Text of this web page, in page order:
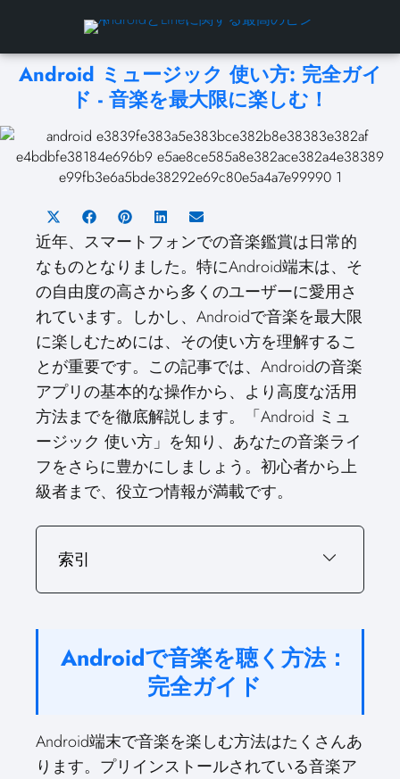
Android ミュージック 使い方: 完全ガイ
ド - 音楽を最大限に楽しむ！
h
a
r
e
o
n
X
(
T
w
i
t
t
e
r
)
h
a
r
e
o
n
F
a
c
e
b
o
o
h
a
r
e
o
n
i
n
t
e
r
e
t
h
a
r
e
o
n
L
i
n
k
e
d
I
h
a
r
e
o
n
E
m
a
i
l
近年、スマートフォンでの音楽鑑賞は日常的
なものとなりました。特にAndroid端末は、そ
の自由度の高さから多くのユーザーに愛用さ
れています。しかし、Androidで音楽を最大限
に楽しむためには、その使い方を理解するこ
とが重要です。この記事では、Androidの音楽
アプリの基本的な操作から、より高度な活用
方法までを徹底解説します。「Android ミュ
ージック 使い方」を知り、あなたの音楽ライ
フをさらに豊かにしましょう。初心者から上
級者まで、役立つ情報が満載です。
索引
Androidで音楽を聴く方法：
完全ガイド
Android端末で音楽を楽しむ方法はたくさんあ
ります。プリインストールされている音楽ア